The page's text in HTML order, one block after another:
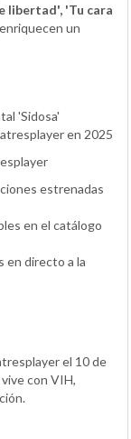
libertad', 'Tu cara
un
'Sidosa'
en 2025
estrenadas
en el catálogo
en directo a la
el 10 de
con VIH,